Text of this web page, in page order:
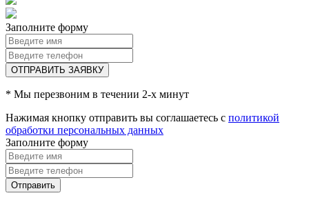
Заполните форму
ОТПРАВИТЬ ЗАЯВКУ
* Мы перезвоним в течении 2-х минут
Нажимая кнопку отправить вы соглашаетесь с политикой
обработки персональных данных
Заполните форму
Отправить